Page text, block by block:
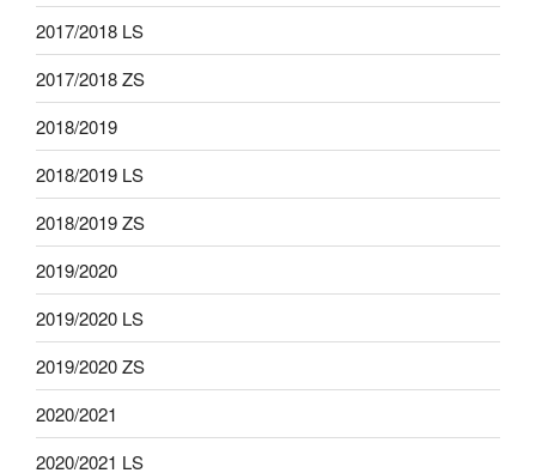
2017/2018 LS
2017/2018 ZS
2018/2019
2018/2019 LS
2018/2019 ZS
2019/2020
2019/2020 LS
2019/2020 ZS
2020/2021
2020/2021 LS